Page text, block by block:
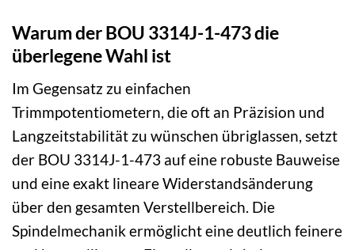
Warum der BOU 3314J-1-473 die
überlegene Wahl ist
Im Gegensatz zu einfachen
Trimmpotentiometern, die oft an Präzision und
Langzeitstabilität zu wünschen übriglassen, setzt
der BOU 3314J-1-473 auf eine robuste Bauweise
und eine exakt lineare Widerstandsänderung
über den gesamten Verstellbereich. Die
Spindelmechanik ermöglicht eine deutlich feinere